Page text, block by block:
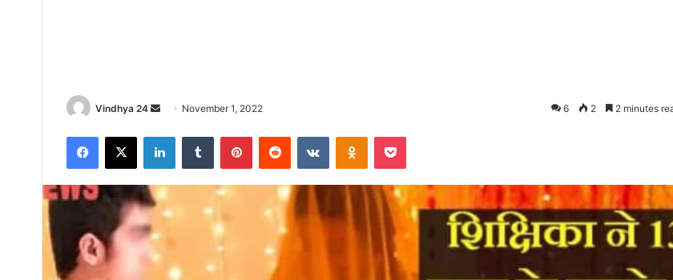
Vindhya 24
Send November 1, 2022 6 2 2 minutes
Facebook
X LinkedInTumblr PinterestReddit VKontakteOdnoklassniki
Pocket